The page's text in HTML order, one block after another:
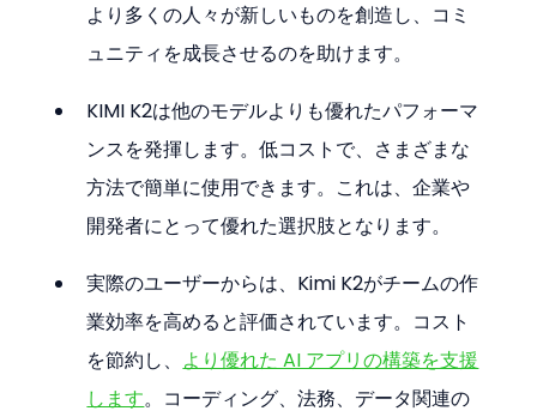
より多くの人々が新しいものを創造し、コミ
ュニティを成長させるのを助けます。
KIMI K2は他のモデルよりも優れたパフォーマ
ンスを発揮します。低コストで、さまざまな
方法で簡単に使用できます。これは、企業や
開発者にとって優れた選択肢となります。
実際のユーザーからは、Kimi K2がチームの作
業効率を高めると評価されています。コスト
を節約し、 より優れた AI アプリの構築を支援
します。コーディング、法務、データ関連の